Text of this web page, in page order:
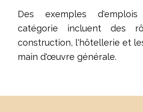
Des exemples
catégorie incluent des
construction, l'hôtellerie et
main d'œuvre générale.